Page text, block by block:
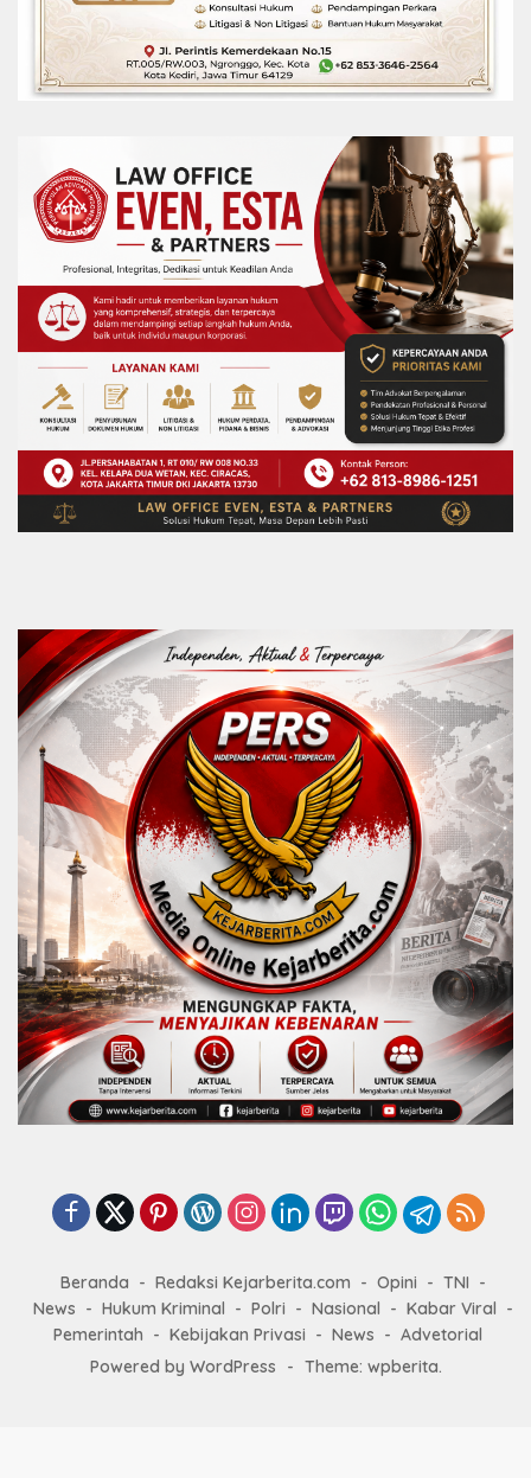
Beranda Redaksi Kejarberita.com Opini
TNI
News
Hukum Kriminal Polri Nasional
Kabar Viral
Pemerintah
Kebijakan Privasi News
Advetorial
Powered by WordPress
- Theme: wpberita.